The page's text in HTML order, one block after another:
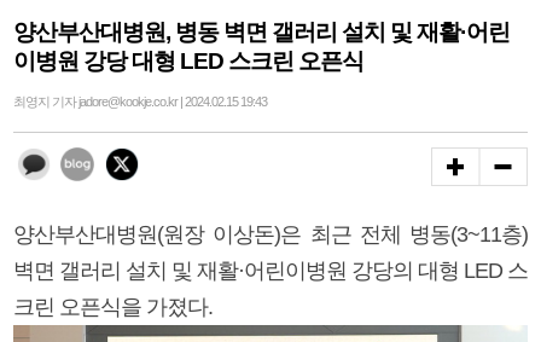
양산부산대병원, 병동 벽면 갤러리 설치 및 재활·어린
이병원 강당 대형 LED 스크린 오픈식
최영지 기자 jadore@kookje.co.kr | 2024.02.15 19:43
양산부산대병원(원장 이상돈)은 최근 전체 병동(3~11층)
벽면 갤러리 설치 및 재활·어린이병원 강당의 대형 LED 스
크린 오픈식을 가졌다.